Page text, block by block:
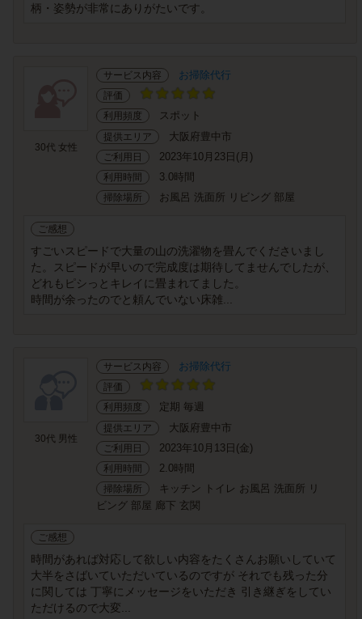
柄・姿勢が非常にありがたいです。
30代 女性
サービス内容 お掃除代行
評価
利用頻度
スポット
提供エリア 大阪府豊中市
ご利用日 2023年10月23日(月)
利用時間 3.0時間
掃除場所 お風呂 洗面所 リビング 部屋
ご感想
すごいスピードで大量の山の洗濯物を畳んでくださいまし
た。スピードが早いので完成度は期待してませんでしたが、
どれもピシっとキレイに畳まれてました。
時間が余ったのでと頼んでいない床雑...
30代 男性
サービス内容 お掃除代行
評価
利用頻度
定期 毎週
提供エリア 大阪府豊中市
ご利用日 2023年10月13日(金)
利用時間 2.0時間
掃除場所
キッチン トイレ お風呂 洗面所 リ
ビング 部屋 廊下 玄関
ご感想
時間があれば対応して欲しい内容をたくさんお願いしていて
大半をさばいていただいているのですが それでも残った分
に関しては 丁寧にメッセージをいただき 引き継ぎをしてい
ただけるので大変...